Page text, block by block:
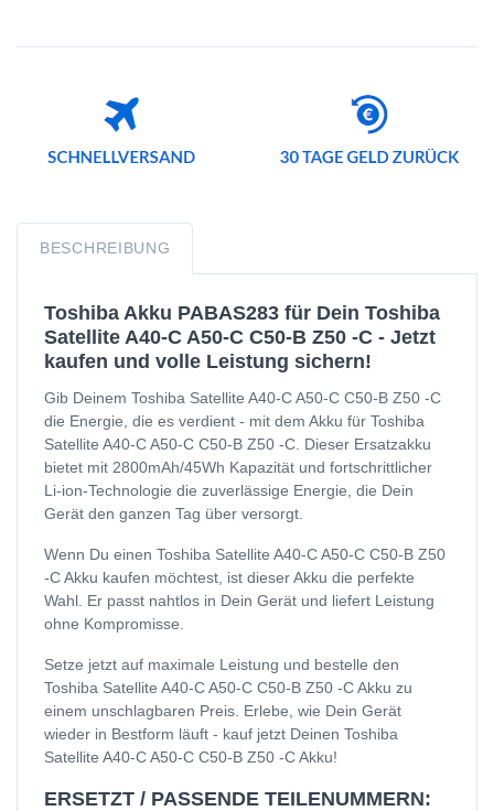
BESCHREIBUNG
Toshiba Akku PABAS283 für Dein Toshiba
Satellite A40-C A50-C C50-B Z50 -C - Jetzt
kaufen und volle Leistung sichern!
Gib Deinem Toshiba Satellite A40-C A50-C C50-B Z50 -C
die Energie, die es verdient - mit dem Akku für Toshiba
Satellite A40-C A50-C C50-B Z50 -C. Dieser Ersatzakku
bietet mit 2800mAh/45Wh Kapazität und fortschrittlicher
Li-ion-Technologie die zuverlässige Energie, die Dein
Gerät den ganzen Tag über versorgt.
Wenn Du einen Toshiba Satellite A40-C A50-C C50-B Z50
-C Akku kaufen möchtest, ist dieser Akku die perfekte
Wahl. Er passt nahtlos in Dein Gerät und liefert Leistung
ohne Kompromisse.
Setze jetzt auf maximale Leistung und bestelle den
Toshiba Satellite A40-C A50-C C50-B Z50 -C Akku zu
einem unschlagbaren Preis. Erlebe, wie Dein Gerät
wieder in Bestform läuft - kauf jetzt Deinen Toshiba
Satellite A40-C A50-C C50-B Z50 -C Akku!
ERSETZT / PASSENDE TEILENUMMERN: